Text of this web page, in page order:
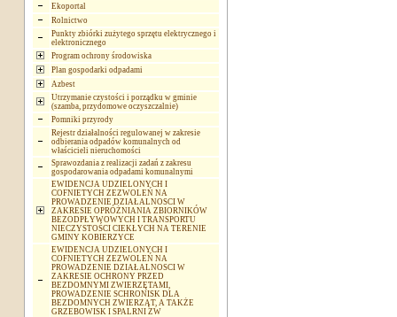
Ekoportal
Rolnictwo
Punkty zbiórki zużytego sprzętu elektrycznego i
elektronicznego
Program ochrony środowiska
Plan gospodarki odpadami
Azbest
Utrzymanie czystości i porządku w gminie
(szamba, przydomowe oczyszczalnie)
Pomniki przyrody
Rejestr działalności regulowanej w zakresie
odbierania odpadów komunalnych od
właścicieli nieruchomości
Sprawozdania z realizacji zadań z zakresu
gospodarowania odpadami komunalnymi
EWIDENCJA UDZIELONYCH I
COFNIETYCH ZEZWOLEŃ NA
PROWADZENIE DZIAŁALNOSCI W
ZAKRESIE OPRÓŻNIANIA ZBIORNIKÓW
BEZODPŁYWOWYCH I TRANSPORTU
NIECZYSTOŚCI CIEKŁYCH NA TERENIE
GMINY KOBIERZYCE
EWIDENCJA UDZIELONYCH I
COFNIETYCH ZEZWOLEŃ NA
PROWADZENIE DZIAŁALNOSCI W
ZAKRESIE OCHRONY PRZED
BEZDOMNYMI ZWIERZĘTAMI,
PROWADZENIE SCHRONISK DLA
BEZDOMNYCH ZWIERZĄT, A TAKŻE
GRZEBOWISK I SPALRNI ZW